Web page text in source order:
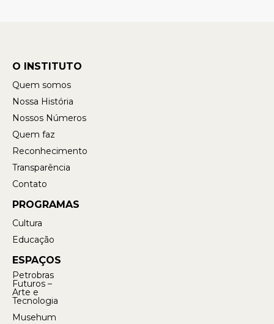
O INSTITUTO
Quem somos
Nossa História
Nossos Números
Quem faz
Reconhecimento
Transparência
Contato
PROGRAMAS
Cultura
Educação
ESPAÇOS
Petrobras
Futuros –
Arte e
Tecnologia
Musehum